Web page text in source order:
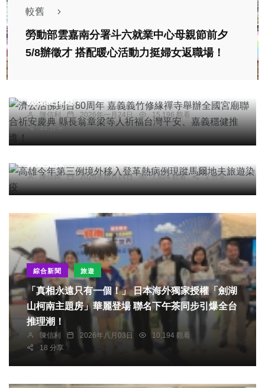
較舊
勞動部雲嘉南分署斗六就業中心母親節前夕
5/8辦徵才 搭配暖心活動力挺婦女返職場！
宗教
義穩健推進！
陳信利 2026年一月24日
15,196 觀看
12 分享
綜合新聞
高雄今年第三例境外移入登革熱病例現蹤馬爾地夫
陳信銘 2026年四月14日 7,624 觀看 2 分享
綜合新聞 旅遊
「真相永遠只有一個！」 日本海外獨家授權「劍湖
山柯南主題房」華麗登場 聯名下午茶同步引爆全台
推理潮！
陳信利 2026年八月03日
10,194 觀看
18 分享